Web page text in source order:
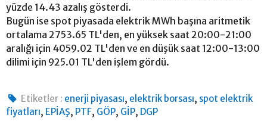
yüzde 14.43 azalış gösterdi.
Bugün ise spot piyasada elektrik MWh başına aritmetik
ortalama 2753.65 TL'den, en yüksek saat 20:00-21:00
aralığı için 4059.02 TL'den ve en düşük saat 12:00-13:00
dilimi için 925.01 TL'den işlem gördü.
Etiketler : enerji piyasası, elektrik borsası, spot elektrik
fiyatları, EPİAŞ, PTF, GÖP, GİP, DGP